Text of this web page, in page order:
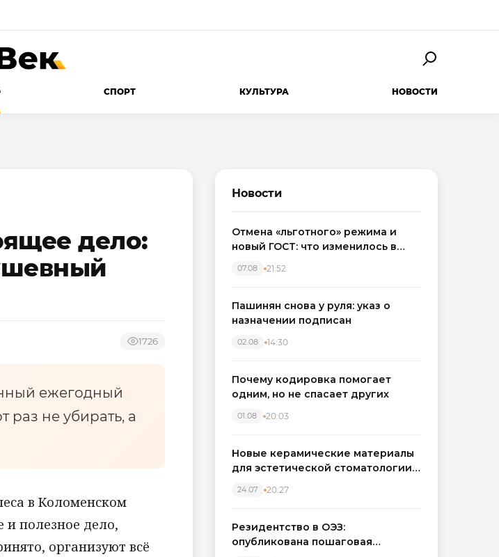
СПОРТ КУЛЬТУРА НОВОСТИ
дело:
1726
ежегодный
раз не убирать, а
в Коломенском
и полезное дело,
организуют всё
Новости
Отмена «льготного» режима и
новый ГОСТ: что изменилось в
07.08 21:52
Пашинян снова у руля: указ о
назначении подписан
02.08 14:30
Почему кодировка помогает
одним, но не спасает других
01.08 20:03
Новые керамические материалы
для эстетической стоматологии
24.07 20:27
Резидентство в ОЭЗ:
опубликована пошаговая